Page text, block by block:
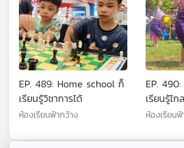
EP. 489: Home school ก็
เรียนรู้วิชาการได้
ห้องเรียนฟ้ากว้าง
EP.
เรียนรู้ไ
ห้องเรียน